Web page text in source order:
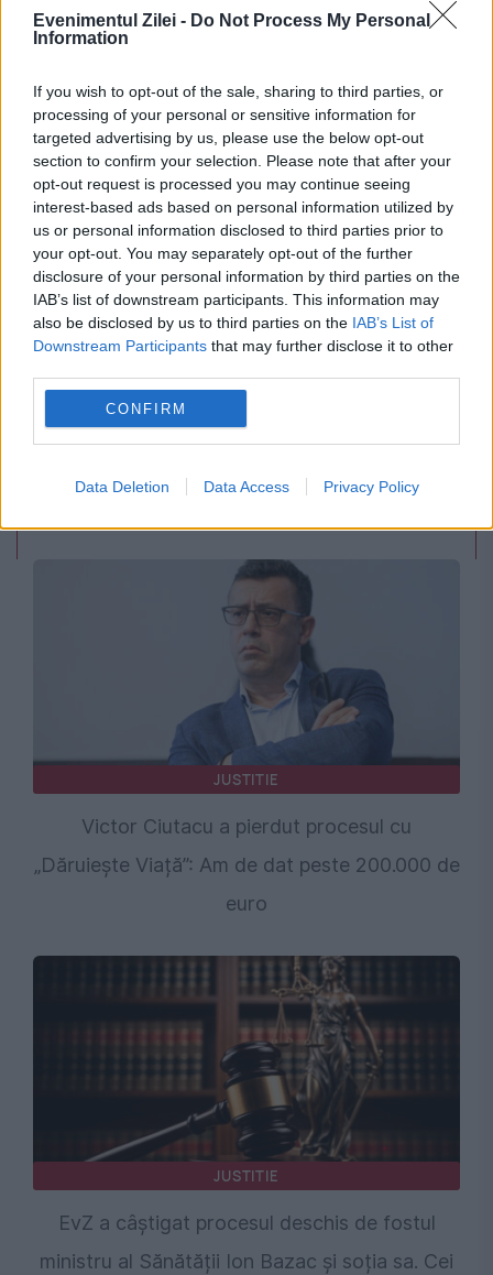
Evenimentul Zilei - Do Not Process My Personal
Information
If you wish to opt-out of the sale, sharing to third parties, or
processing of your personal or sensitive information for
targeted advertising by us, please use the below opt-out
section to confirm your selection. Please note that after your
opt-out request is processed you may continue seeing
interest-based ads based on personal information utilized by
us or personal information disclosed to third parties prior to
your opt-out. You may separately opt-out of the further
disclosure of your personal information by third parties on the
IAB’s list of downstream participants. This information may
also be disclosed by us to third parties on the IAB’s List of
Downstream Participants that may further disclose it to other
CONFIRM
Data Deletion Data Access Privacy Policy
OPINII
Sebastian Ghiță. Concluzie surprinzătoare
POLITICA
Sorin Grindeanu: Parlamentul a evitat
JUSTITIE
Victor Ciutacu a pierdut procesul cu
„Dăruiește Viață”: Am de dat peste 200.000 de
euro
JUSTITIE
EvZ a câștigat procesul deschis de fostul
ministru al Sănătății Ion Bazac și soția sa. Cei